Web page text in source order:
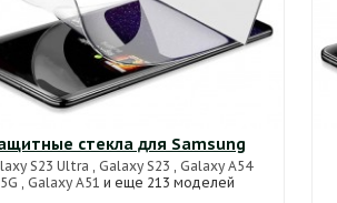
стекла для Samsung
S23 Ultra , Galaxy S23 , Galaxy A54
5G , Galaxy A51 и еще 213 моделей